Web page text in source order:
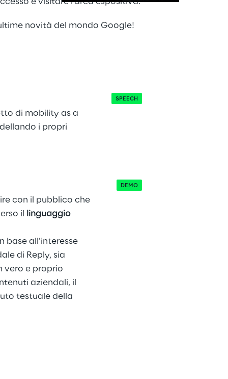
novità del mondo Google!
SPEECH
di mobility as a
i propri
DEMO
con il pubblico che
il
linguaggio
base all’interesse
di Reply, sia
vero e proprio
aziendali, il
testuale della